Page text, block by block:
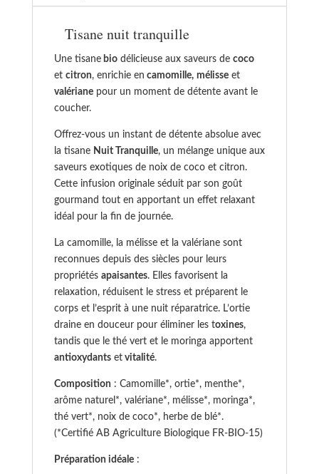
Tisane nuit tranquille
Une tisanebiodélicieuse aux saveurs de coco
et citron, enrichie en camomille, mélisseet
valérianepour un moment de détente avant le
coucher.
Offrez-vous un instant de détente absolue avec
la tisane Nuit Tranquille, un mélange unique aux
saveurs exotiques de noix de coco et citron.
Cette infusion originale séduit par son goût
gourmand tout en apportant un effet relaxant
idéal pour la fin de journée.
La camomille, la mélisse et la valériane sont
reconnues depuis des siècles pour leurs
propriétés apaisantes. Elles favorisent la
relaxation, réduisent le stress et préparent le
corps et l’esprit à une nuit réparatrice. L’ortie
draine en douceur pour éliminer les toxines,
tandis que le thé vert et le moringa apportent
antioxydantsetvitalité.
Composition : Camomille*, ortie*, menthe*,
arôme naturel*, valériane*, mélisse*, moringa*,
thé vert*, noix de coco*, herbe de blé*.
(*Certifié AB Agriculture Biologique FR-BIO-15)
Préparation idéale: